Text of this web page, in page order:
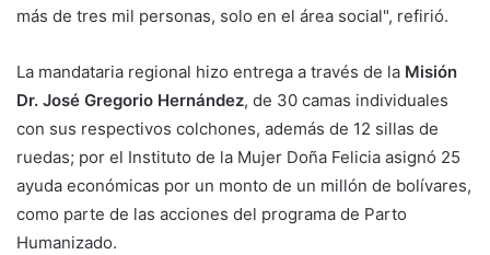
más de tres mil personas, solo en el área social", refirió.
La mandataria regional hizo entrega a través de la Misión
Dr. José Gregorio Hernández, de 30 camas individuales
con sus respectivos colchones, además de 12 sillas de
ruedas; por el Instituto de la Mujer Doña Felicia asignó 25
ayuda económicas por un monto de un millón de bolívares,
como parte de las acciones del programa de Parto
Humanizado.